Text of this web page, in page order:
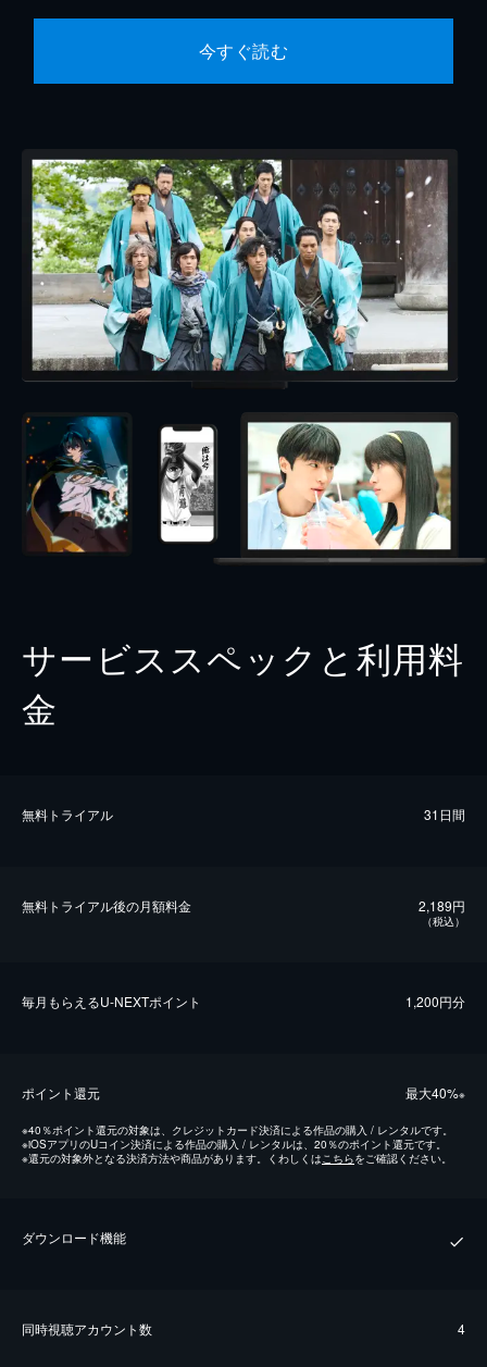
今すぐ読む
サービススペックと利用料
金
無料トライアル 31日間
無料トライアル後の⽉額料金 2,189円
（税込）
毎⽉もらえるU-NEXTポイント 1,200円分
ポイント還元 最⼤40%※
※40％ポイント還元の対象は、クレジットカード決済による作品の購入 / レンタルです。
※iOSアプリのUコイン決済による作品の購入 / レンタルは、20％のポイント還元です。
※還元の対象外となる決済方法や商品があります。くわしくはこちらをご確認ください。
ダウンロード機能
同時視聴アカウント数 4